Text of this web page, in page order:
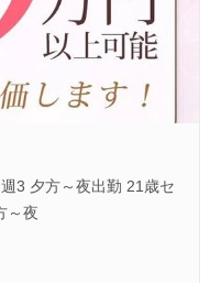
3 夕方～夜出勤 21歳セ
～夜